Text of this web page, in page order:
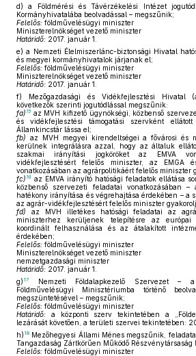
d) a Földmérési és Távérzékelési Intézet
Kormányhivatalába beolvadással – megszűnik;
Felelős: földművelésügyi miniszter
Miniszterelnökséget vezető miniszter
Határidő: 2017. január 1.
e) a Nemzeti Élelmiszerlánc-biztonsági Hivatal
és megyei kormányhivatalok járjanak el;
Felelős: földművelésügyi miniszter
Miniszterelnökséget vezető miniszter
Határidő: 2017. január 1.
f) Mezőgazdasági és Vidékfejlesztési Hivatal
következők szerinti jogutódlással megszűnik:
fa)15az MVH kifizető ügynökségi, közbenső
és vidékfejlesztési támogatási szervként
Államkincstár lássa el;
fb) az MVH megyei kirendeltségei a fővárosi és
kerülnek integrálásra azzal, hogy az általuk
szakmai irányítási jogköröket az EMVA
vidékfejlesztésért felelős miniszter, az EMGA
vonatkozásában az agrárpolitikáért felelős miniszter
fc)16 az EMVA irányító hatósági feladatok ellátása
közbenső szervezeti feladatai vonatkozásában –
hatékony irányítása és végrehajtása érdekében – a
az agrár-vidékfejlesztésért felelős miniszter
fd) az MVH illetékes hatósági feladatai az
miniszterhez kerüljenek telepítésre az európai
koordinált felhasználása és az átalakított
érdekében;
Felelős: földművelésügyi miniszter
Miniszterelnökséget vezető miniszter
nemzetgazdasági miniszter
Határidő: 2017. január 1.
g) 17
Nemzeti Földalapkezelő Szervezet –
Földművelésügyi Minisztériumba történő
megszüntetésével – megszűnik;
Felelős: földművelésügyi miniszter
Határidő: a központi szerv tekintetében a
lezárását követően, a területi szervei tekintetében:
h) 18 Mezőhegyesi Állami Ménes megszűnik,
Tangazdaság Zártkörűen Működő Részvénytársaság
Felelős: földművelésügyi miniszter